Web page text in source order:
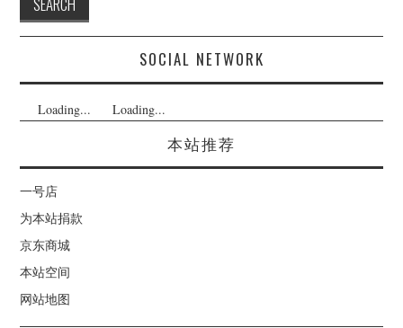
SOCIAL NETWORK
Loading... Loading...
本站推荐
一号店
为本站捐款
京东商城
本站空间
网站地图